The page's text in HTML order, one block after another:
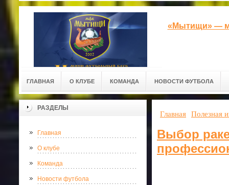
«Мытищи» —
ГЛАВНАЯ О КЛУБЕ КОМАНДА НОВОСТИ ФУТБОЛА
РАЗДЕЛЫ
Главная
О клубе
Команда
Новости футбола
Главная Полезная
Выбор